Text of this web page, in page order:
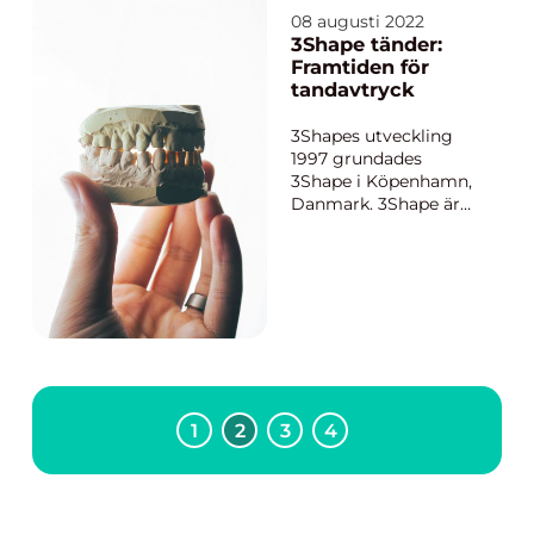
redan fått
tandköttssjukdomar
eller deras tänder är
så gula att de skäms
efter en anledning att
börja ta bätt...
08 augusti 2022
3Shape tänder:
Framtiden för
tandavtryck
3Shapes utveckling
1997 grundades
3Shape i Köpenhamn,
Danmark. 3Shape är
3Shapes huvudfokus
innovativa lösningar
för 3D-sk...
1 2 3 4